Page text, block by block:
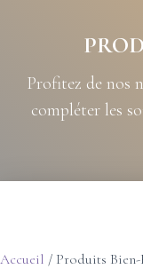
Profitez de nos
compléter les
Accueil / Produits Bien-